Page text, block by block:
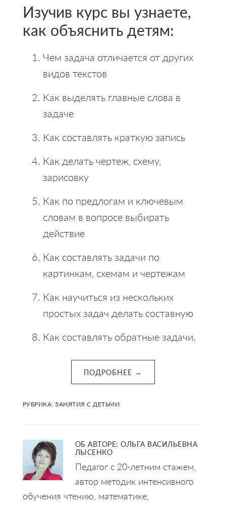
Изучив курс вы узнаете,
как объяснить детям:
Чем задача отличается от других
видов текстов
Как выделять главные слова в
задаче
Как составлять краткую запись
Как делать чертеж, схему,
зарисовку
Как по предлогам и ключевым
словам в вопросе выбирать
действие
Как составлять задачи по
картинкам, схемам и чертежам
Как научиться из нескольких
простых задач делать составную
Как составлять обратные задачи.
ПОДРОБНЕЕ →
РУБРИКА:ЗАНЯТИЯ С ДЕТЬМИ
ОБ АВТОРЕ:ОЛЬГА ВАСИЛЬЕВНА
ЛЫСЕНКО
Педагог с 20-летним стажем,
автор методик интенсивного
обучения чтению, математике,